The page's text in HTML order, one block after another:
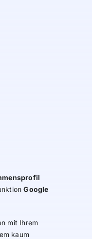
Google
mit Ihrem
kaum